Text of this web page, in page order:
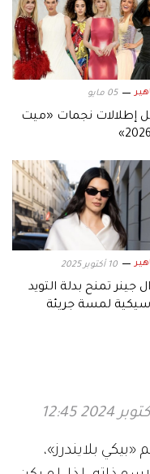
05 مايو
إطلالات نجمات «ميت
10 أكتوبر 2025
جينر تمنح بدلة التويد
لمسة جريئة
بلايندرز»،